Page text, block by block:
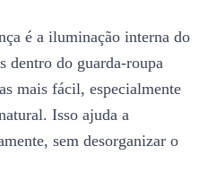
é a iluminação interna do
dentro do guarda-roupa
mais fácil, especialmente
Isso ajuda a
sem desorganizar o